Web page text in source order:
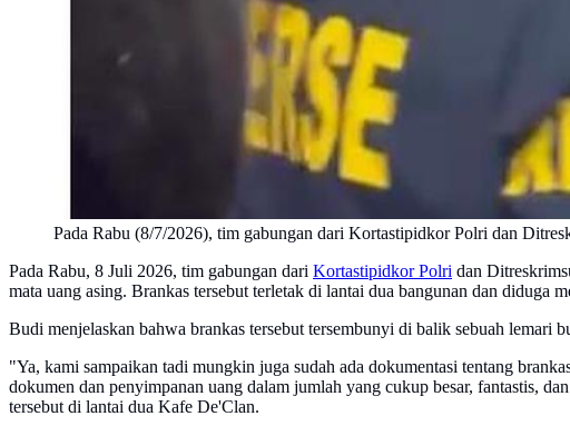
Pada Rabu (8/7/2026), tim gabungan dari Kortastipidkor Polri dan
Pada Rabu, 8 Juli 2026, tim gabungan dari Kortastipidkor Polri dan
mata uang asing. Brankas tersebut terletak di lantai dua bangunan dan diduga
Budi menjelaskan bahwa brankas tersebut tersembunyi di balik sebuah lemari
"Ya, kami sampaikan tadi mungkin juga sudah ada dokumentasi tentang
dokumen dan penyimpanan uang dalam jumlah yang cukup besar, fantastis,
tersebut di lantai dua Kafe De'Clan.